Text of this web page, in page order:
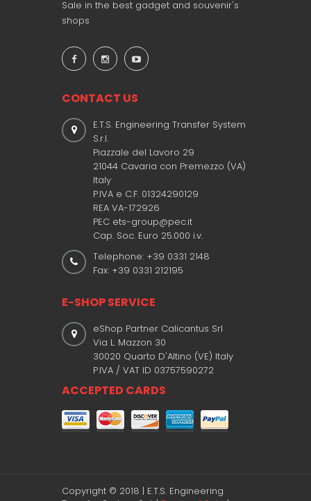
Sale in the best gadget and souvenir's
shops
CONTACT US
E.T.S. Engineering Transfer System
S.r.l.
Piazzale del Lavoro 29
21044 Cavaria con Premezzo (VA)
Italy
P.IVA e C.F. 01324290129
REA VA-172926
PEC ets-group@pec.it
Cap. Soc. Euro 25.000 i.v.
Telephone: +39 0331 2148
Fax: +39 0331 212195
E-SHOP SERVICE
eShop Partner Calicantus Srl
Via L. Mazzon 30
30020 Quarto D'Altino (VE) Italy
P.IVA / VAT ID 03757590272
ACCEPTED CARDS
Copyright © 2018 | E.T.S. Engineering